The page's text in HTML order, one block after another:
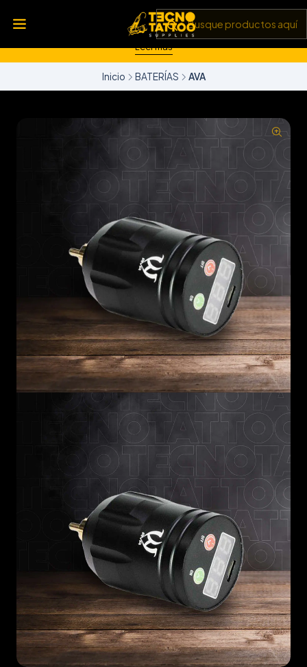
💥 Insumos, máquinas y tecnología de punta 💻 Todo lo que
necesitas para llevar tu arte al siguiente nivel 🎨 Calidad garantizada
Leer más
Inicio BATERÍAS AVA